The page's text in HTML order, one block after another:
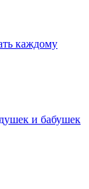
каждому
и бабушек